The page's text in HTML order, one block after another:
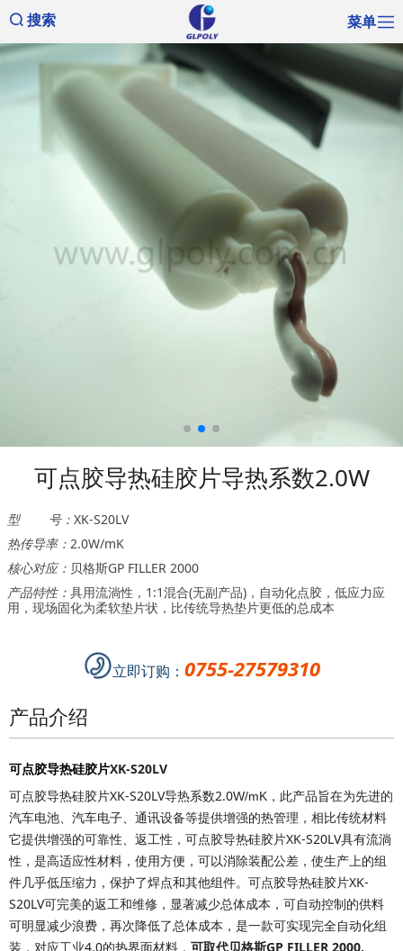
搜索 菜单
可点胶导热硅胶片导热系数2.0W
型 号： XK-S20LV
热传导率： 2.0W/mK
核心对应： 贝格斯GP FILLER 2000
产品特性： 具用流淌性，1:1混合(无副产品)，自动化点胶，低应力应
用，现场固化为柔软垫片状，比传统导热垫片更低的总成本
立即订购： 0755-27579310
产品介绍
可点胶导热硅胶片XK-S20LV
可点胶导热硅胶片XK-S20LV导热系数2.0W/mK， 此产品旨在为先进的
汽车电池、汽车电子、通讯设备等提供增强的热管理，相比传统材料
它提供增强的可靠性、返工性， 可点胶导热硅胶片XK-S20LV具有流淌
性， 是高适应性材料，使用方便，可以消除装配公差，使生产上的组
件几乎低压缩力，保护了焊点和其他组件。 可点胶导热硅胶片XK-
S20LV可完美的返工和维修，显著减少总体成本，可自动控制的供料
可明显减少浪费，再次降低了总体成本，是一款可实现完全自动化组
装，对应工业4.0的热界面材料， 可取代贝格斯GP FILLER 2000.